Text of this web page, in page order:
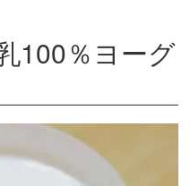
100％ヨーグ